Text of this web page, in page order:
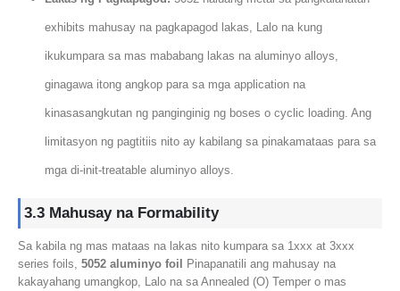
exhibits mahusay na pagkapagod lakas, Lalo na kung
ikukumpara sa mas mababang lakas na aluminyo alloys,
ginagawa itong angkop para sa mga application na
kinasasangkutan ng panginginig ng boses o cyclic loading. Ang
limitasyon ng pagtitiis nito ay kabilang sa pinakamataas para sa
mga di-init-treatable aluminyo alloys.
3.3 Mahusay na Formability
Sa kabila ng mas mataas na lakas nito kumpara sa 1xxx at 3xxx
series foils, 5052 aluminyo foil
Pinapanatili ang mahusay na
kakayahang umangkop, Lalo na sa Annealed (O) Temper o mas